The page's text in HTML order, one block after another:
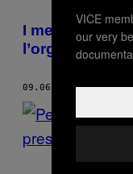
I metodi
l’orgasmo
09.06.17 DIKIMBERLY
VICE
our very